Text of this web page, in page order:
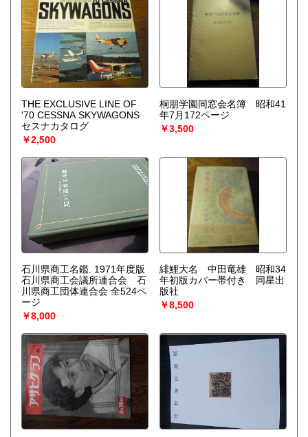
THE EXCLUSIVE LINE OF
'70 CESSNA SKYWAGONS
セスナカタログ
￥2,500
桐朋学園同窓会名簿 昭和41
年7月172ページ
￥3,500
石川県商工名鑑. 1971年度版
石川県商工会議所連合会 石
川県商工団体連合会 全524ペ
ージ
￥8,000
緋鯉大名 中田竜雄 昭和34
年初版カバー帯付き 同星出
版社
￥8,500